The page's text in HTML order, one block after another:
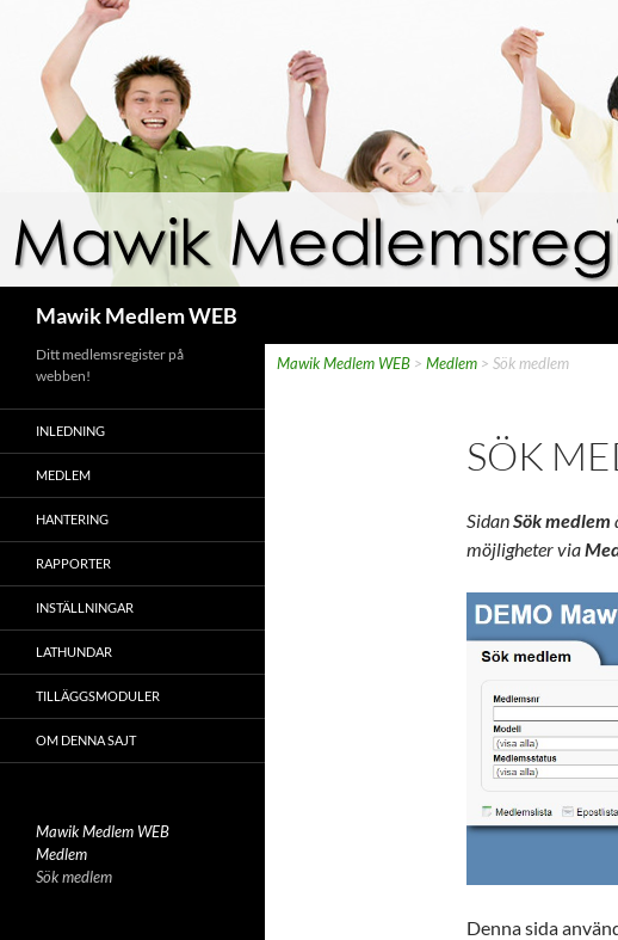
innehåll
Mawik Medlem WEB
Mawik Medlem WEB > Medlem > Sök medlem
SÖK
SidanSök medlem
möjligheter via
Denna sida
Ditt medlemsregister på
webben!
INLEDNING
MEDLEM
HANTERING
RAPPORTER
INSTÄLLNINGAR
LATHUNDAR
TILLÄGGSMODULER
OM DENNA SAJT
Mawik Medlem WEB
Medlem
Sök medlem